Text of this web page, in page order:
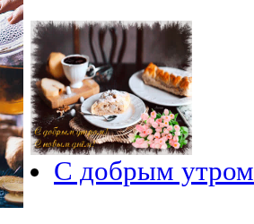
С добрым